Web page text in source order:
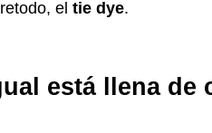
el tie dye.
está llena de